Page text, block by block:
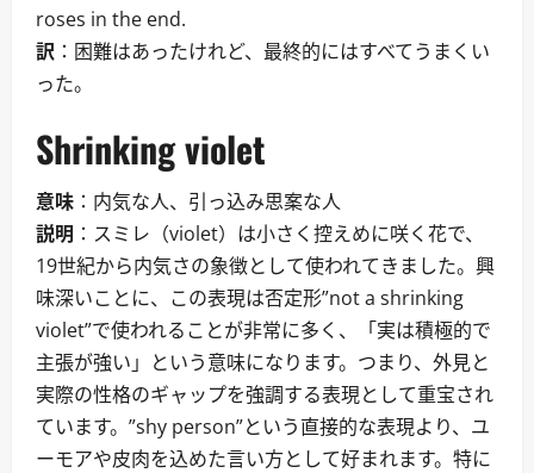
roses in the end.
訳 ：困難はあったけれど、最終的にはすべてうまくい
った。
Shrinking violet
意味 ：内気な人、引っ込み思案な人
説明 ：スミレ（violet）は小さく控えめに咲く花で、
19世紀から内気さの象徴として使われてきました。興
味深いことに、この表現は否定形”not a shrinking
violet”で使われることが非常に多く、「実は積極的で
主張が強い」という意味になります。つまり、外見と
実際の性格のギャップを強調する表現として重宝され
ています。”shy person”という直接的な表現より、ユ
ーモアや皮肉を込めた言い方として好まれます。特に